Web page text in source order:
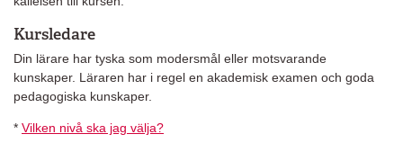
Kursledare
Din lärare har tyska som modersmål eller motsvarande
kunskaper. Läraren har i regel en akademisk examen och goda
pedagogiska kunskaper.
* Vilken nivå ska jag välja?